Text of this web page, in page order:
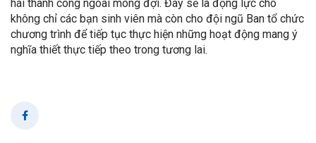
hái thành công ngoài mong đợi. Đây sẽ là động lực cho
không chỉ các bạn sinh viên mà còn cho đội ngũ Ban tổ chức
chương trình để tiếp tục thực hiện những hoạt động mang ý
nghĩa thiết thực tiếp theo trong tương lai.